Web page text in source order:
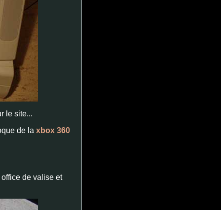
le site...
de la xbox 360
de valise et